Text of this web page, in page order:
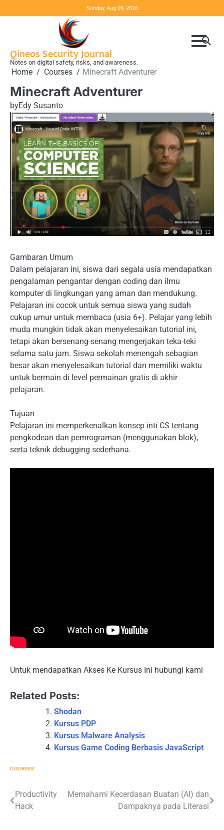
to
Sunday, Aug 09, 2026
Qineos Security Journal
Notes on digital safety, risks, and awareness.
Home Courses Minecraft Adventurer
Minecraft Adventurer
byEdy Susanto
Gambaran Umum
Dalam pelajaran ini, siswa dari segala usia mendapatkan
pengalaman pengantar dengan coding dan ilmu
komputer di lingkungan yang aman dan mendukung.
Pelajaran ini cocok untuk semua siswa yang sudah
cukup umur untuk membaca (usia 6+). Pelajar yang lebih
muda mungkin tidak akan menyelesaikan tutorial ini,
tetapi akan bersenang-senang mengerjakan teka-teki
selama satu jam. Siswa sekolah menengah sebagian
besar akan menyelesaikan tutorial dan memiliki waktu
untuk bermain di level permainan gratis di akhir
pelajaran.
Tujuan
Pelajaran ini memperkenalkan konsep inti CS tentang
pengkodean dan pemrograman (menggunakan blok),
serta teknik debugging sederhana.
Untuk mendapatkan Akses Ke Kursus Ini hubungi kami
Related Posts:
Shodan
Kursus PDP
Kursus Malware Analysis
Kursus Game Coding Berbasis JavaScript
COURSES
Post
Productivity
Hack
Memahami Kecerdasan Buatan (AI) dan
Dampaknya pada Literasi